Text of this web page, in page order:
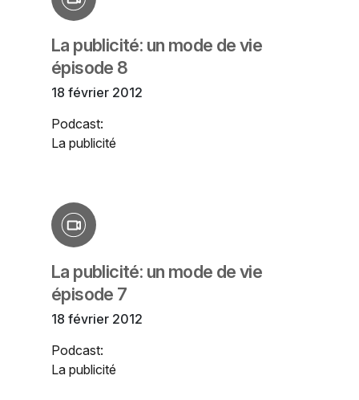
La publicité: un mode de vie
épisode 8
18 février 2012
Podcast:
La publicité
La publicité: un mode de vie
épisode 7
18 février 2012
Podcast:
La publicité